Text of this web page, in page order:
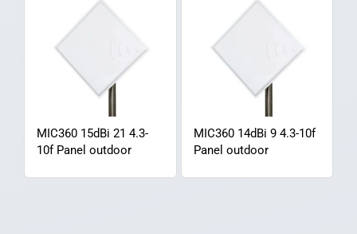
MIC360 15dBi 21 4.3-
10f Panel outdoor
MIC360 14dBi 9 4.3-10f
Panel outdoor